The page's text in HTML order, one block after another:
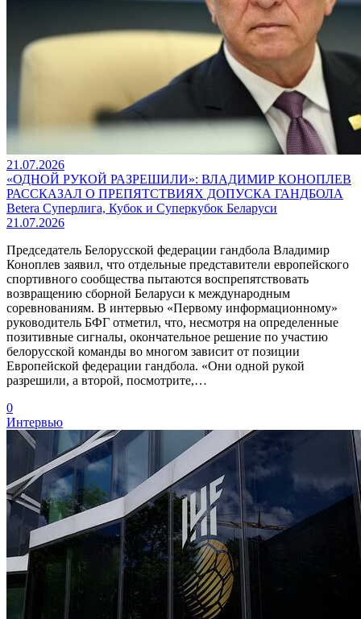
21.07.2026
«ОДНОЙ РУКОЙ РАЗРЕШИЛИ»: ВЛАДИМИР КОНОПЛЕВ
РАССКАЗАЛ О ПРЕПЯТСТВИЯХ ДОПУСКА ГАНДБОЛА
Betera Суперлига, Кубок и Суперкубок Беларуси
21.07.2026
Председатель Белорусской федерации гандбола Владимир
Коноплев заявил, что отдельные представители европейского
спортивного сообщества пытаются воспрепятствовать
возвращению сборной Беларуси к международным
соревнованиям. В интервью «Первому информационному»
руководитель БФГ отметил, что, несмотря на определенные
позитивные сигналы, окончательное решение по участию
белорусской команды во многом зависит от позиции
Европейской федерации гандбола. «Они одной рукой
разрешили, а второй, посмотрите,…
0
Интервью